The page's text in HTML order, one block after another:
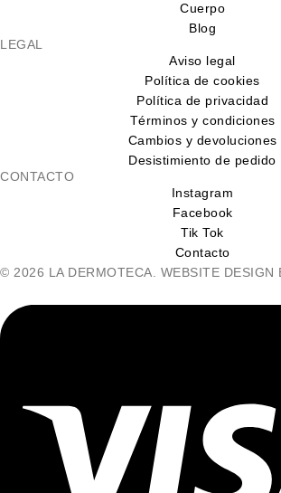
Cuerpo
Blog
LEGAL
Aviso legal
Política de cookies
Política de privacidad
Términos y condiciones
Cambios y devoluciones
Desistimiento de pedido
CONTACTO
Instagram
Facebook
Tik Tok
Contacto
© 2026 LA DERMOTECA. WEBSITE DESIGN